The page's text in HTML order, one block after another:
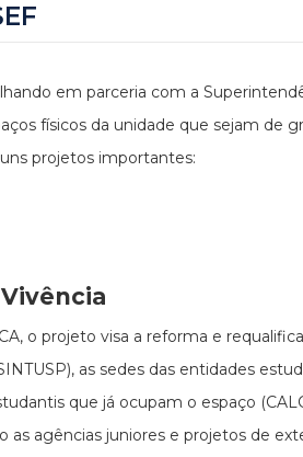
em parceria com a
físicos da unidade que sejam de
projetos importantes:
o projeto visa a reforma e
as sedes das entidades
que já ocupam o espaço
as agências juniores e projetos de